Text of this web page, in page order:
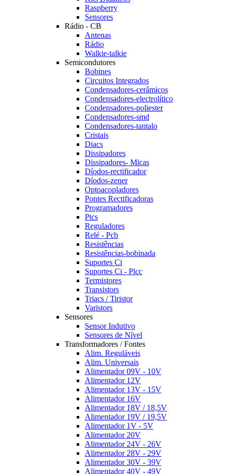
Raspberry
Sensores
Rádio - CB
Antenas
Rádio
Walkie-talkie
Semicondutores
Bobines
Circuitos Integrados
Condensadores-cerâmicos
Condensadores-electrolítico
Condensadores-poliester
Condensadores-smd
Condensadores-tantalo
Cristais
Diacs
Dissipadores
Dissipadores- Micas
Díodos-rectificador
Díodos-zener
Optoacopladores
Pontes Rectificadoras
Programadores
Ptcs
Reguladores
Relé - Pcb
Resistências
Resistências-bobinada
Suportes Ci
Suportes Ci - Plcc
Termistores
Transistors
Triacs / Tiristor
Varistors
Sensores
Sensor Indutivo
Sensores de Nível
Transformadores / Fontes
Alim. Reguláveis
Alim. Universais
Alimentador 09V - 10V
Alimentador 12V
Alimentador 13V - 15V
Alimentador 16V
Alimentador 18V / 18,5V
Alimentador 19V / 19,5V
Alimentador 1V - 5V
Alimentador 20V
Alimentador 24V - 26V
Alimentador 28V - 29V
Alimentador 30V - 39V
Alimentador 40V - 49V